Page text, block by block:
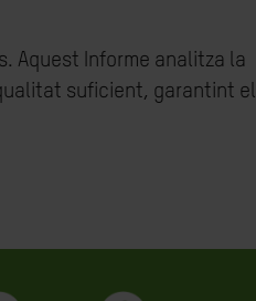
Aquest Informe analitza la
suficient, garantint el